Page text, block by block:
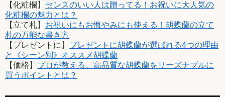
【化粧欄】 センスのいい人は贈ってる！お祝いに大人気の
化粧欄の魅力とは？
【立て札】 お祝いにもお悔やみにも使える！胡蝶蘭の立て
札の万能な書き方
【プレゼントに】 プレゼントに胡蝶蘭が選ばれる4つの理由
と《シーン別》オススメ胡蝶蘭
【価格】 プロが教える、高品質な胡蝶蘭をリーズナブルに
買うポイントとは？